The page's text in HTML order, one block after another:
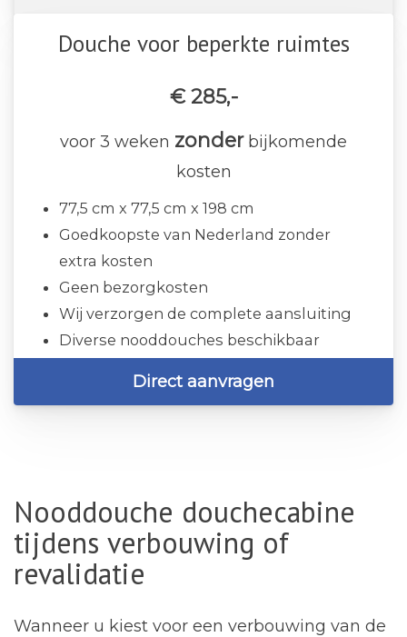
Douche voor beperkte ruimtes
€ 285,-
voor 3 weken zonderbijkomende
kosten
77,5 cm x 77,5 cm x 198 cm
Goedkoopste van Nederland zonder
extra kosten
Geen bezorgkosten
Wij verzorgen de complete aansluiting
Diverse nooddouches beschikbaar
Direct aanvragen
Nooddouche douchecabine
tijdens verbouwing of
revalidatie
Wanneer u kiest voor een verbouwing van de